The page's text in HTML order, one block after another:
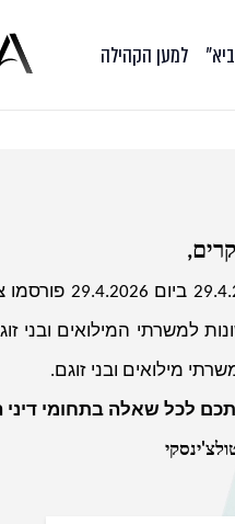
למען הקהילה
ביום
למשרתי המילואים ובני
מילואים ובני זוגם.
לכל שאלה בתחומי דיני